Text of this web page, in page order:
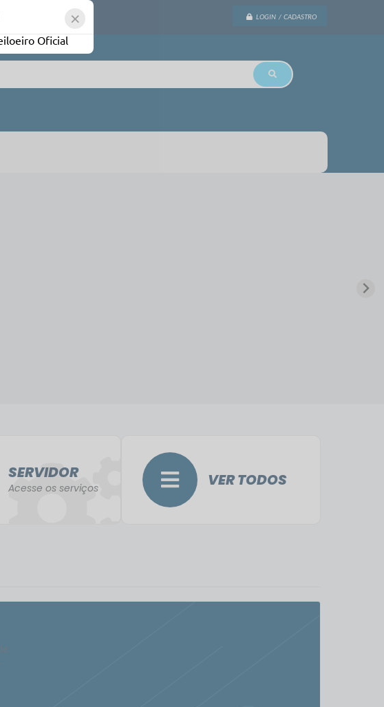
LOGIN / CADASTRO
SERVIDOR
Acesse os serviços VER TODOS
×